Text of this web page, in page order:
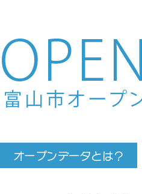
Skip to main content